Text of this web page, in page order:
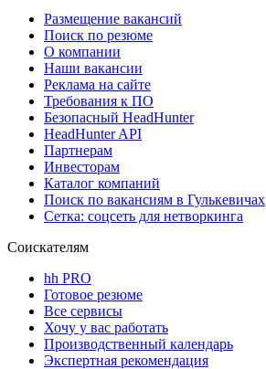
Размещение вакансий
Поиск по резюме
О компании
Наши вакансии
Реклама на сайте
Требования к ПО
Безопасный HeadHunter
HeadHunter API
Партнерам
Инвесторам
Каталог компаний
Поиск по вакансиям в Гулькевичах
Сетка: соцсеть для нетворкинга
Соискателям
hh PRO
Готовое резюме
Все сервисы
Хочу у вас работать
Производственный календарь
Экспертная рекомендация